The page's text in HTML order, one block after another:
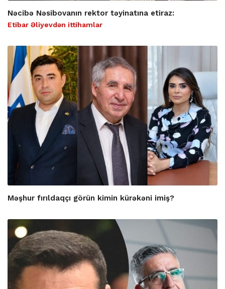
Nəcibə Nəsibovanın rektor təyinatına etiraz:
Etibar Əliyevdən ittihamlar
Məşhur fırıldaqçı görün kimin kürəkəni imiş?